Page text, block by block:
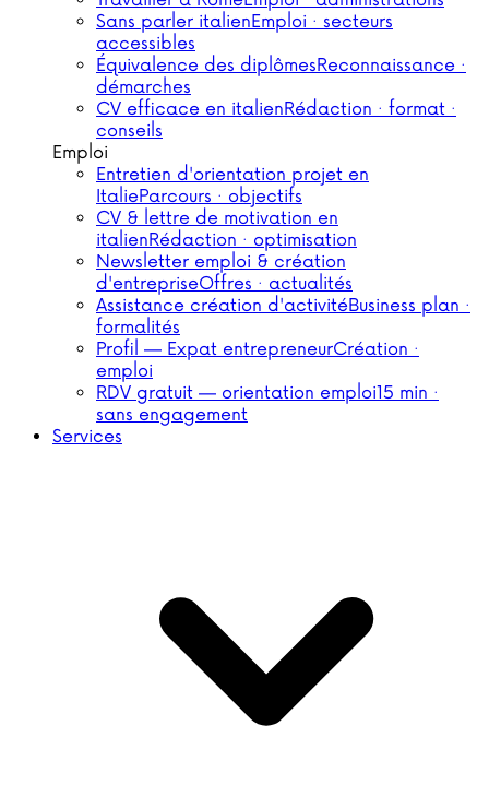
Sans parler italienEmploi · secteurs
accessibles
Équivalence des diplômesReconnaissance ·
démarches
CV efficace en italienRédaction · format ·
conseils
Emploi
Entretien d'orientation projet en
ItalieParcours · objectifs
CV & lettre de motivation en
italienRédaction · optimisation
Newsletter emploi & création
d'entrepriseOffres · actualités
Assistance création d'activitéBusiness plan ·
formalités
Profil — Expat entrepreneurCréation ·
emploi
RDV gratuit — orientation emploi15 min ·
sans engagement
Services